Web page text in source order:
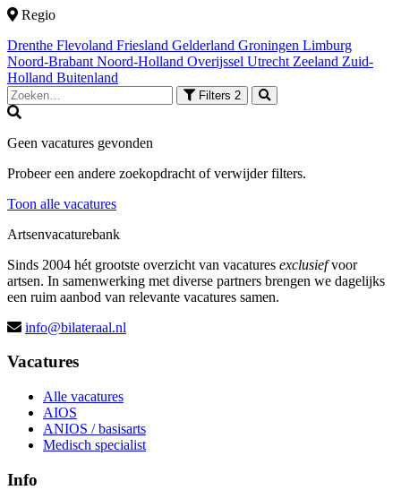
Regio
Drenthe Flevoland Friesland Gelderland Groningen Limburg
Noord-Brabant Noord-Holland Overijssel Utrecht Zeeland Zuid-
Holland Buitenland
Filters 2
Geen vacatures gevonden
Probeer een andere zoekopdracht of verwijder filters.
Toon alle vacatures
Artsenvacaturebank
Sinds 2004 hét grootste overzicht van vacatures exclusiefvoor
artsen. In samenwerking met diverse partners brengen we dagelijks
een ruim aanbod van relevante vacatures samen.
info@bilateraal.nl
Vacatures
Alle vacatures
AIOS
ANIOS / basisarts
Medisch specialist
Info